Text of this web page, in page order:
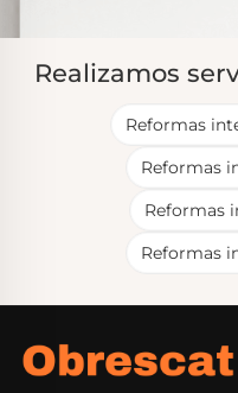
Realizamos
Reformas
Reformas
Reformas
Reformas